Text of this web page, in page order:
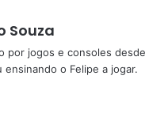
Souza
por jogos e consoles
ensinando o Felipe a jogar.